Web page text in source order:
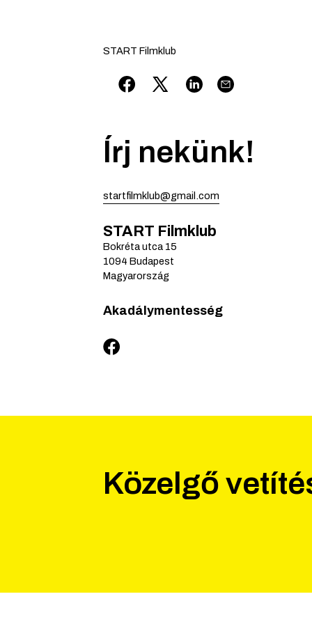
START Filmklub
Írj nekünk!
startfilmklub@gmail.com
START Filmklub
Bokréta utca 15
1094 Budapest
Magyarország
Akadálymentesség
Közelgő